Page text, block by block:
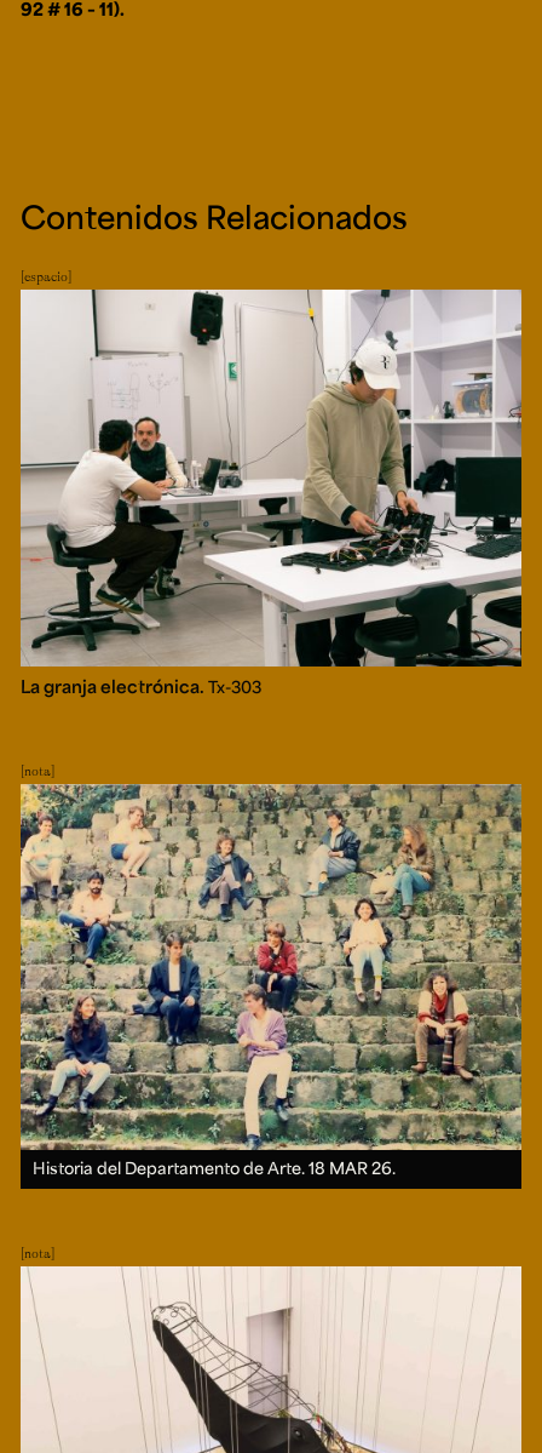
92 # 16 – 11).
Contenidos Relacionados
espacio
La granja electrónica. Tx-303
nota
Historia del Departamento de Arte.18 MAR 26.
nota